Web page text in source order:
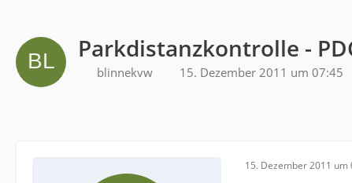
Parkdistanzkontrolle -
blinnekvw 15. Dezember 2011 um 07:45
15. Dezember 2011 um